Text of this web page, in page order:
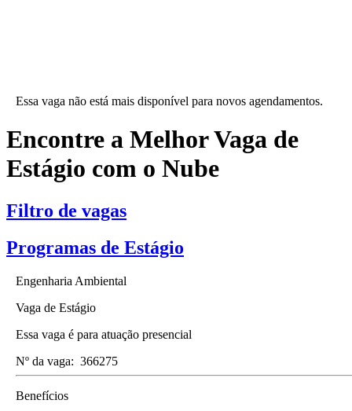
Essa vaga não está mais disponível para novos agendamentos.
Encontre a Melhor Vaga de
Estágio com o Nube
Filtro de vagas
Programas de Estágio
Engenharia Ambiental
Vaga de Estágio
Essa vaga é para atuação presencial
Nº da vaga: 366275
Benefícios